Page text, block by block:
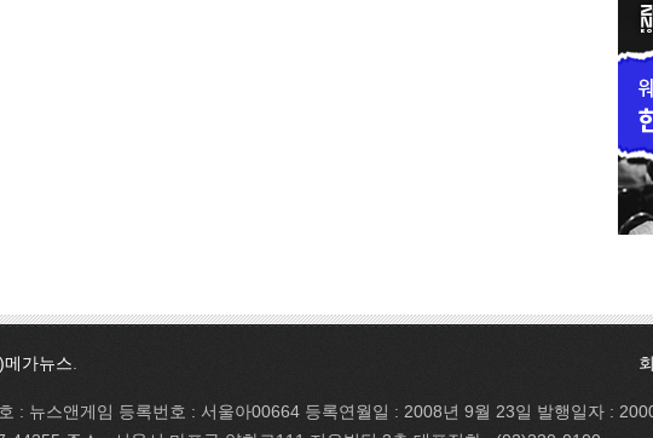
메가뉴스
: 뉴스앤게임 등록번호 : 서울아00664 등록연월일 : 2008년 9월 23일 발행일자 :